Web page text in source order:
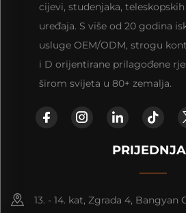
cijevi, studenjaka,
uređaja. S više od 20 godina
usluge OEM/ODM, strogu
i D orijentirane prilagođene
širom svijeta u 80+ zemalja.
13. - 14. kat, Zgrada 4, Bangyan